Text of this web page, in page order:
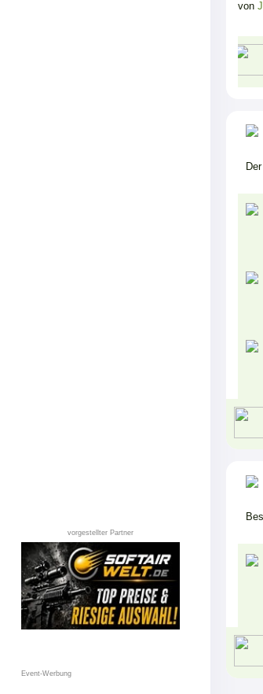
vorgestellter Partner
Event-Werbung
von